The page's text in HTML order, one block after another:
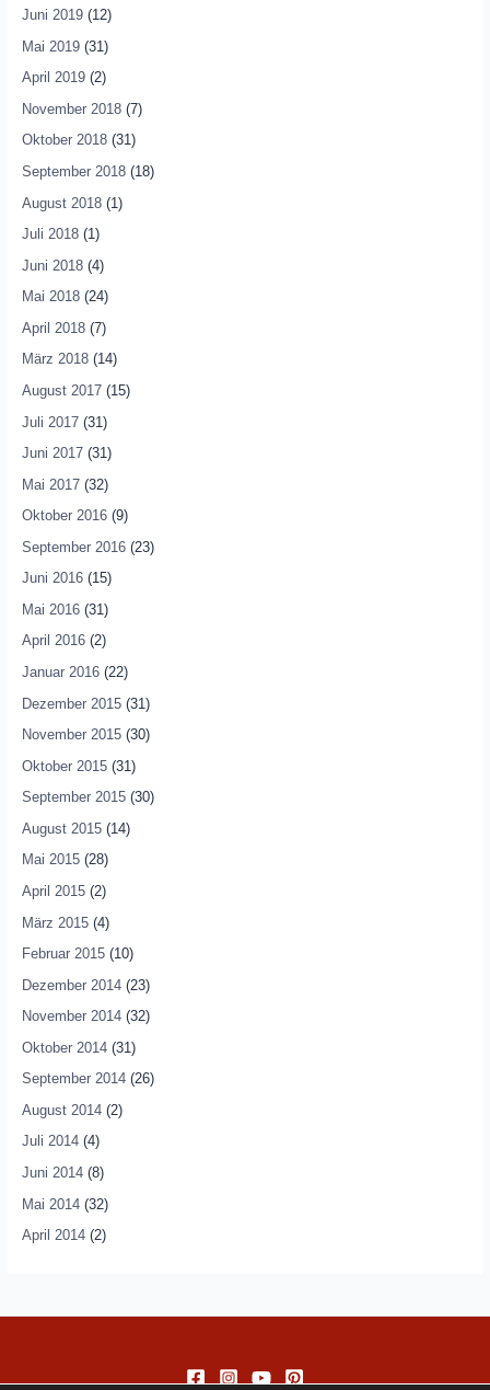
Juni 2019(12)
Mai 2019(31)
April 2019(2)
November 2018(7)
Oktober 2018(31)
September 2018(18)
August 2018(1)
Juli 2018(1)
Juni 2018(4)
Mai 2018(24)
April 2018(7)
März 2018(14)
August 2017(15)
Juli 2017(31)
Juni 2017(31)
Mai 2017(32)
Oktober 2016(9)
September 2016(23)
Juni 2016(15)
Mai 2016(31)
April 2016(2)
Januar 2016(22)
Dezember 2015(31)
November 2015(30)
Oktober 2015(31)
September 2015(30)
August 2015(14)
Mai 2015(28)
April 2015(2)
März 2015(4)
Februar 2015(10)
Dezember 2014(23)
November 2014(32)
Oktober 2014(31)
September 2014(26)
August 2014(2)
Juli 2014(4)
Juni 2014(8)
Mai 2014(32)
April 2014(2)